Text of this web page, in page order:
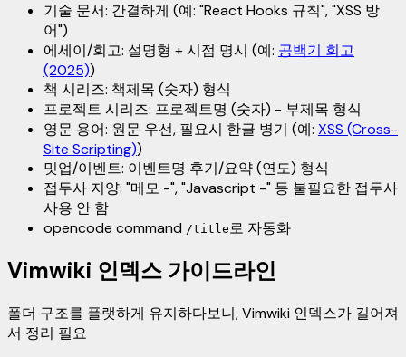
기술 문서: 간결하게 (예: "React Hooks 규칙", "XSS 방
어")
에세이/회고: 설명형 + 시점 명시 (예: 공백기 회고
(2025))
책 시리즈: 책제목 (숫자) 형식
프로젝트 시리즈: 프로젝트명 (숫자) - 부제목 형식
영문 용어: 원문 우선, 필요시 한글 병기 (예: XSS (Cross-
Site Scripting))
밋업/이벤트: 이벤트명 후기/요약 (연도) 형식
접두사 지양: "메모 -", "Javascript -" 등 불필요한 접두사
사용 안 함
opencode command /title로 자동화
Vimwiki 인덱스 가이드라인
폴더 구조를 플랫하게 유지하다보니, Vimwiki 인덱스가 길어져
서 정리 필요